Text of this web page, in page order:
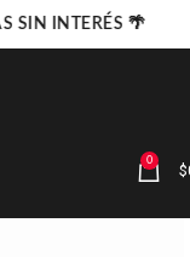
0 $
SIN INTERÉS 🌴